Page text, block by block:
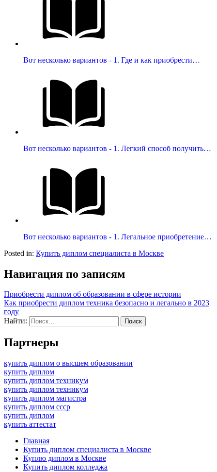
Вот несколько вариантов - 1. Где и как приобрести…
Вот несколько вариантов - 1. Легкий способ получить…
Вот несколько вариантов - 1. Легальное приобретение…
Posted in: Купить диплом специалиста в Москве
Навигация по записям
Приобрести диплом об образовании в сфере истории
Как приобрести диплом техника безопасно и легально в 2023
году
Найти:
Партнеры
купить диплом о высшем образовании
купить диплом
купить диплом техникум
купить диплом техникум
купить диплом магистра
купить диплом ссср
купить диплом
купить аттестат
Главная
Купить диплом специалиста в Москве
Куплю диплом в Москве
Купить диплом колледжа